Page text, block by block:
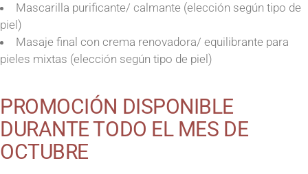
Mascarilla purificante/ calmante (elección según tipo de
piel)
Masaje final con crema renovadora/ equilibrante para
pieles mixtas (elección según tipo de piel)
PROMOCIÓN DISPONIBLE
DURANTE TODO EL MES DE
OCTUBRE